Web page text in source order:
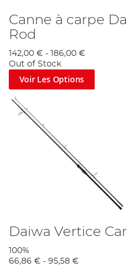
Canne à carpe
Rod
142,00 € -
186,00 €
Out of Stock
Voir Les Options
Daiwa Vertice
100%
66,86 € - 95,58 €